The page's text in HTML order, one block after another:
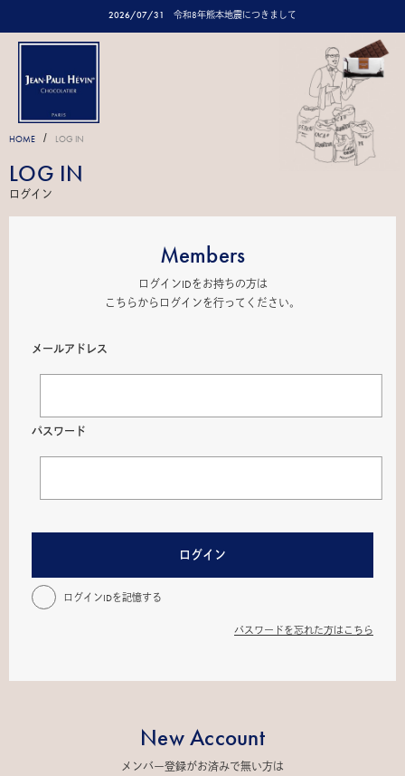
2026/07/31 令和8年熊本地震につきまして
HOME / LOG IN
LOG IN
ログイン
Members
ログインIDをお持ちの方は
こちらからログインを行ってください。
メールアドレス
パスワード
ログイン
ログインIDを記憶する
パスワードを忘れた方はこちら
New Account
メンバー登録がお済みで無い方は